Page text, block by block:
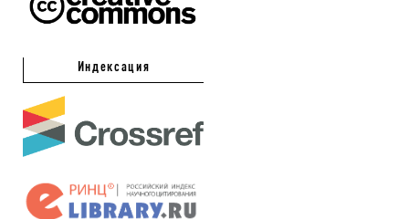
Индексация